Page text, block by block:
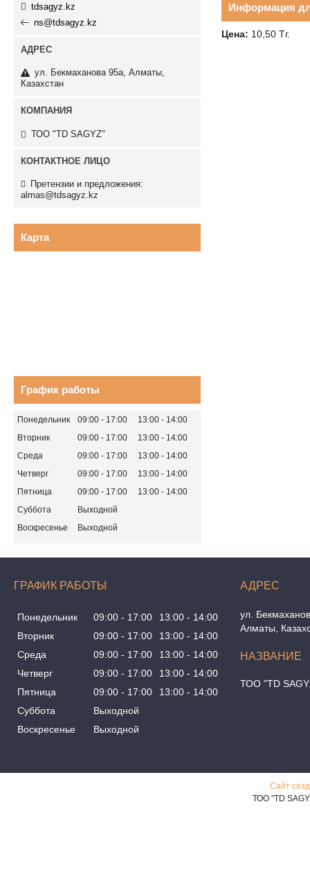
Информация
Цена: 10,50 Тг.
tdsagyz.kz
ns@tdsagyz.kz
ул. Бекмаханова 95а, Алматы,
Казахстан
ТОО "TD SAGYZ"
Претензии и предложения:
almas@tdsagyz.kz
Карта
График работы
Понедельник 09:00 17:00 13:00
14:00
Вторник
09:00 17:00 13:00
14:00
Среда
09:00 17:00 13:00
14:00
Четверг
09:00 17:00 13:00
14:00
Пятница
09:00 17:00 13:00
14:00
Суббота
Выходной
Воскресенье
Выходной
ГРАФИК РАБОТЫ
Понедельник 09:00 17:00 13:00
14:00
Вторник
09:00 17:00 13:00
14:00
Среда
09:00 17:00 13:00
14:00
Четверг
09:00 17:00 13:00
14:00
Пятница
09:00 17:00 13:00
14:00
Суббота
Выходной
Воскресенье
Выходной
ул.
Алматы,
ТОО "TD
Сайт
ТОО "TD